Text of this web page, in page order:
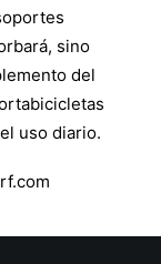
sino
del
uso diario.